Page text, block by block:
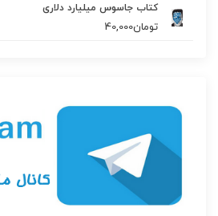
کتاب جاسوس میلیارد دلاری
تومان40,000